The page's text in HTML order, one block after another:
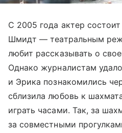
С 2005 года актер
Шмидт — театральным
любит рассказывать о
Однако журналистам
и Эрика познакомились
сблизила любовь к
играть часами. Так, за
за совместными